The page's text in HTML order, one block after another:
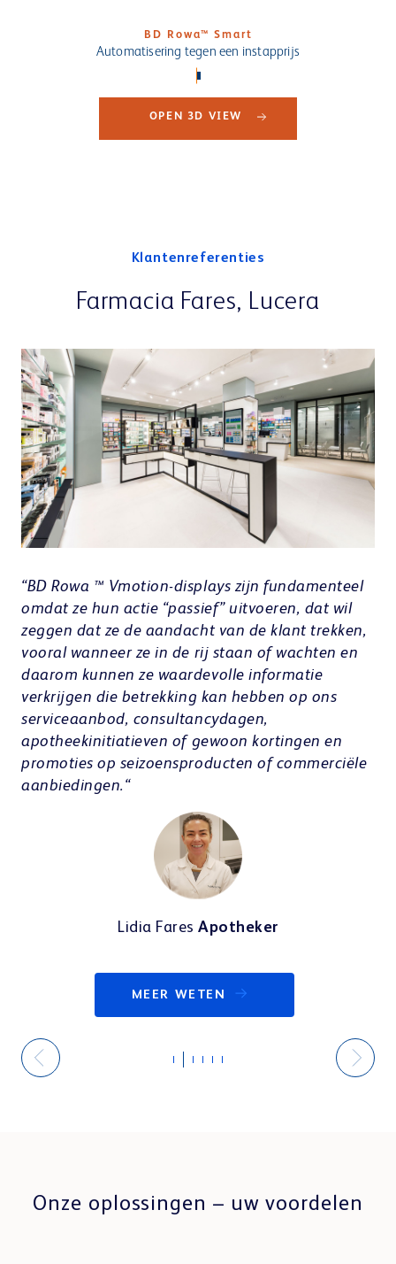
Klantenreferenties
Farmacia Fares, Lucera
“BD Rowa ™ Vmotion-displays zijn fundamenteel
omdat ze hun actie “passief” uitvoeren, dat wil
zeggen dat ze de aandacht van de klant trekken,
vooral wanneer ze in de rij staan ​​of wachten en
daarom kunnen ze waardevolle informatie
verkrijgen die betrekking kan hebben op ons
serviceaanbod, consultancydagen,
apotheekinitiatieven of gewoon kortingen en
promoties op seizoensproducten of commerciële
aanbiedingen. “
Lidia FaresApotheker
MEER WETEN
Onze oplossingen – uw voordelen